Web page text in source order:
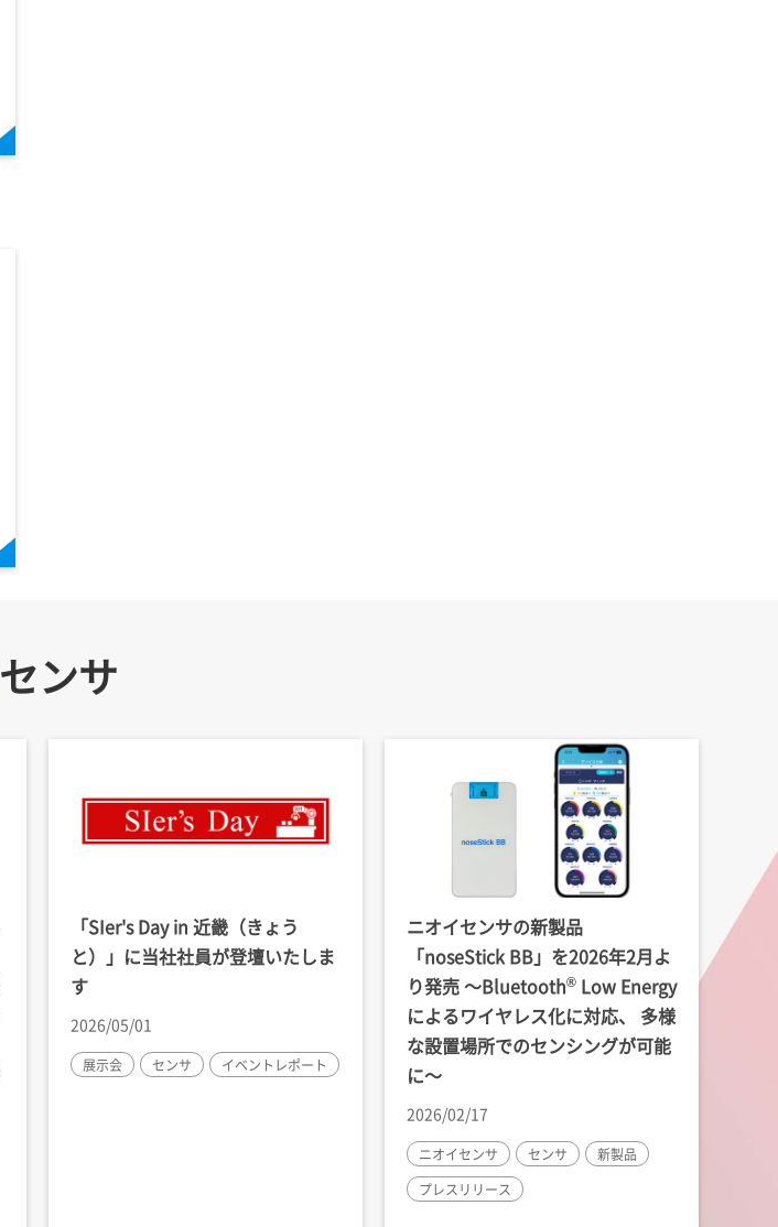
センサ
「SIer's Day in 近畿（きょう
と）」に当社社員が登壇いたしま
す
2026/05/01
展示会 センサ イベントレポート
ニオイセンサの新製品
「noseStick BB」を2026年2月よ
り発売 ～Bluetooth® Low Energy
によるワイヤレス化に対応、 多様
な設置場所でのセンシングが可能
に～
2026/02/17
ニオイセンサ センサ
新製品
プレスリリース